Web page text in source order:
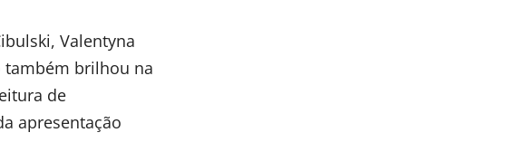
Valentyna
também brilhou na
de
apresentação